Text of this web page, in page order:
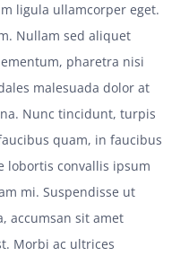
ligula ullamcorper eget.
Nullam sed aliquet
pharetra nisi
malesuada dolor at
Nunc tincidunt, turpis
quam, in faucibus
lobortis convallis ipsum
mi. Suspendisse ut
accumsan sit amet
Morbi ac ultrices